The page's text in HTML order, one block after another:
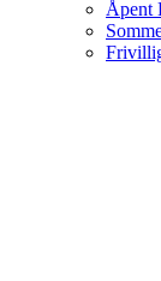
Åpent